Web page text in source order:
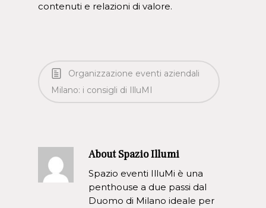
contenuti e relazioni di valore.
Organizzazione eventi aziendali
Milano: i consigli di IlluMI
AboutSpazio Illumi
Spazio eventi IlluMi è una
penthouse a due passi dal
Duomo di Milano ideale per